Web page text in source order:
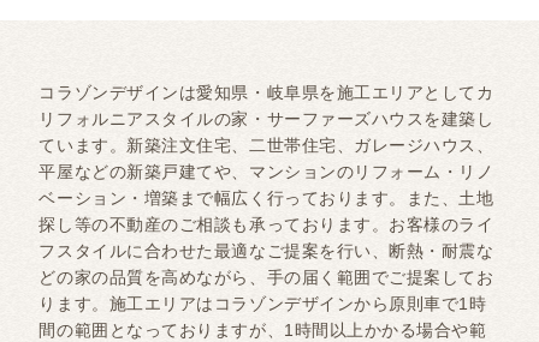
コラゾンデザインは愛知県・岐阜県を施工エリアとしてカ
リフォルニアスタイルの家・サーファーズハウスを建築し
ています。新築注文住宅、二世帯住宅、ガレージハウス、
平屋などの新築戸建てや、マンションのリフォーム・リノ
ベーション・増築まで幅広く行っております。また、土地
探し等の不動産のご相談も承っております。お客様のライ
フスタイルに合わせた最適なご提案を行い、断熱・耐震な
どの家の品質を高めながら、手の届く範囲でご提案してお
ります。施工エリアはコラゾンデザインから原則車で1時
間の範囲となっておりますが、1時間以上かかる場合や範